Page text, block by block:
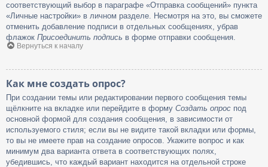
соответствующий выбор в параграфе «Отправка сообщений» пункта
«Личные настройки» в личном разделе. Несмотря на это, вы сможете
отменить добавление подписи в отдельных сообщениях, убрав
флажок Присоединить подпись в форме отправки сообщения.
Вернуться к началу
Как мне создать опрос?
При создании темы или редактировании первого сообщения темы
щёлкните на вкладке или перейдите в форму Создать опрос под
основной формой для создания сообщения, в зависимости от
используемого стиля; если вы не видите такой вкладки или формы,
то вы не имеете прав на создание опросов. Укажите вопрос и как
минимум два варианта ответа в соответствующих полях,
убедившись, что каждый вариант находится на отдельной строке